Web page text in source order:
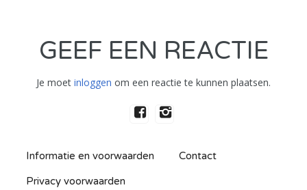
GEEF EEN REACTIE
Je moet inloggen om een reactie te kunnen plaatsen.
Informatie en voorwaarden Contact
Privacy voorwaarden